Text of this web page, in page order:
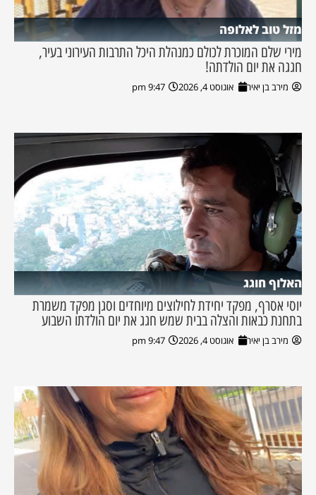
מזל טוב לאלופה
מירי שלם המוכרת לכולם כמנהלת היכל התרבות העירוני בעיר,
חגגה את יום הולדתה!
מירב בן יאיר אוגוסט 4, 2026 9:47 pm
האלוף חוגג
יוסי אסרף, מפקד יחידת לחילוצים מיוחדים וסגן מפקד משמרת
בתחנת כבאות והצלה בבית שמש חגג את יום הולדתו השבוע
מירב בן יאיר אוגוסט 4, 2026 9:47 pm